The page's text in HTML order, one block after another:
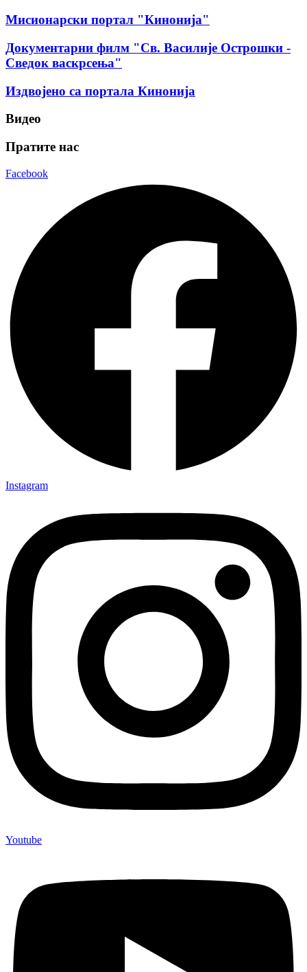
Мисионарски портал "Кинонија"
Документарни филм "Св. Василије Острошки -
Сведок васкрсења"
Издвојено са портала Кинонија
Видео
Пратите нас
Facebook
Instagram
Youtube